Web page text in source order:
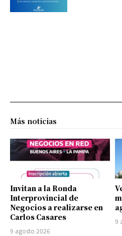
Más noticias
Invitan a la Ronda
Interprovincial de
Negocios a realizarse en
Carlos Casares
9 agosto 2026
9